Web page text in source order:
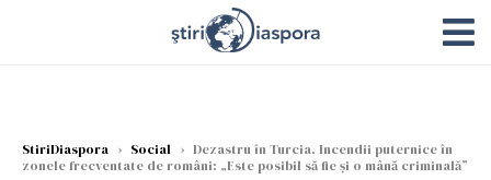
StiriDiaspora › Social › Dezastru în Turcia. Incendii puternice în
zonele frecventate de români: „Este posibil să fie și o mână criminală”